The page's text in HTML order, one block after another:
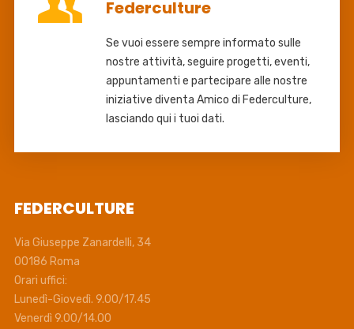
Federculture
Se vuoi essere sempre informato sulle
nostre attività, seguire progetti, eventi,
appuntamenti e partecipare alle nostre
iniziative diventa Amico di Federculture,
lasciando qui i tuoi dati.
FEDERCULTURE
Via Giuseppe Zanardelli, 34
00186 Roma
Orari uffici:
Lunedì-Giovedì. 9.00/17.45
Venerdì 9.00/14.00